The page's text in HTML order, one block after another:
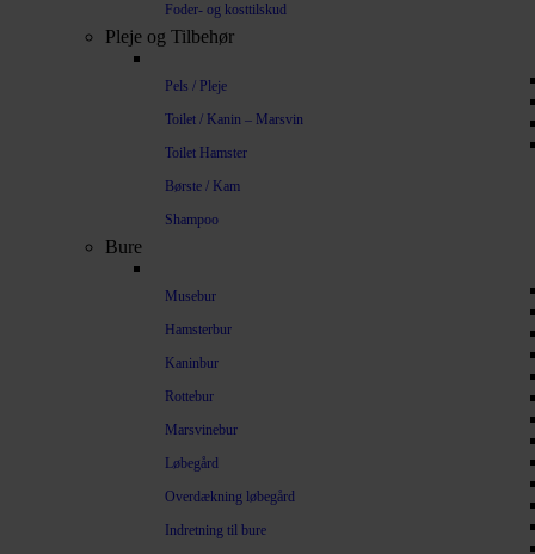
Foder- og kosttilskud
Pleje og Tilbehør
Pels / Pleje
Toilet / Kanin – Marsvin
Toilet Hamster
Børste / Kam
Shampoo
Bure
Musebur
Hamsterbur
Kaninbur
Rottebur
Marsvinebur
Løbegård
Overdækning løbegård
Indretning til bure